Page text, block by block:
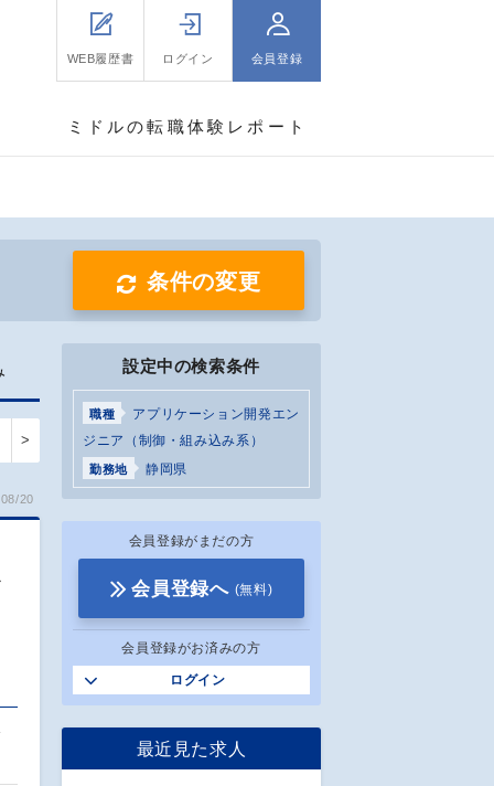
WEB履歴書 ログイン 会員登録
ミドルの転職体験レポート
条件の変更
>
20
設定中の検索条件
職種
アプリケーション開発エン
ジニア（制御・組み込み系）
勤務地 静岡県
会員登録がまだの方
会員登録へ (無料)
会員登録がお済みの方
ログイン
最近見た求人